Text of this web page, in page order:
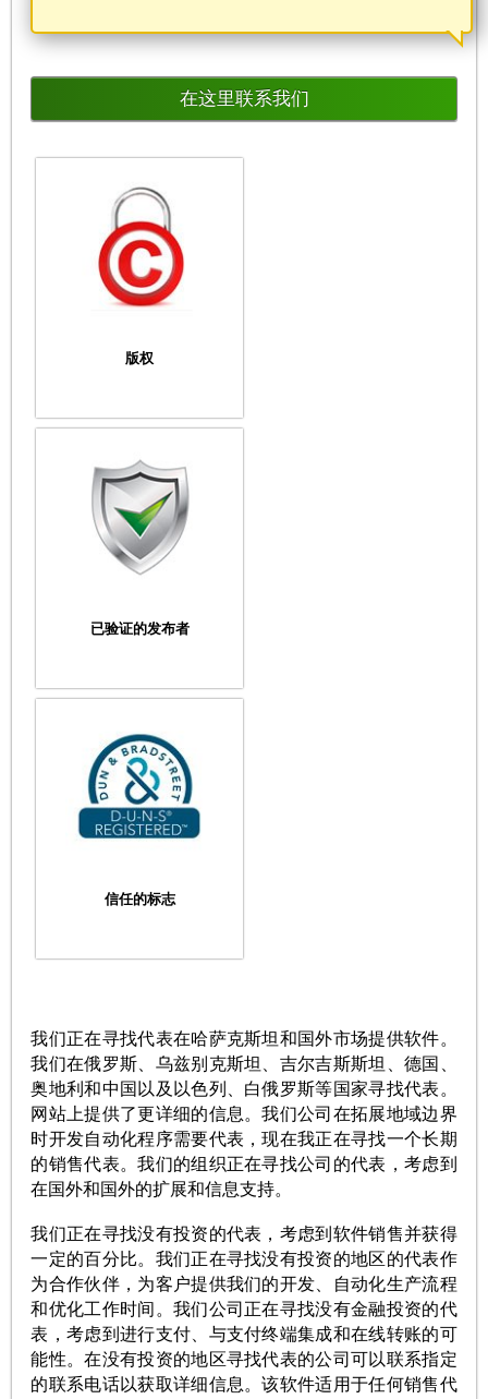
在这里联系我们
版权
已验证的发布者
信任的标志
我们正在寻找代表在哈萨克斯坦和国外市场提供软件。
我们在俄罗斯、乌兹别克斯坦、吉尔吉斯斯坦、德国、
奥地利和中国以及以色列、白俄罗斯等国家寻找代表。
网站上提供了更详细的信息。我们公司在拓展地域边界
时开发自动化程序需要代表，现在我正在寻找一个长期
的销售代表。我们的组织正在寻找公司的代表，考虑到
在国外和国外的扩展和信息支持。
我们正在寻找没有投资的代表，考虑到软件销售并获得
一定的百分比。我们正在寻找没有投资的地区的代表作
为合作伙伴，为客户提供我们的开发、自动化生产流程
和优化工作时间。我们公司正在寻找没有金融投资的代
表，考虑到进行支付、与支付终端集成和在线转账的可
能性。在没有投资的地区寻找代表的公司可以联系指定
的联系电话以获取详细信息。该软件适用于任何销售代